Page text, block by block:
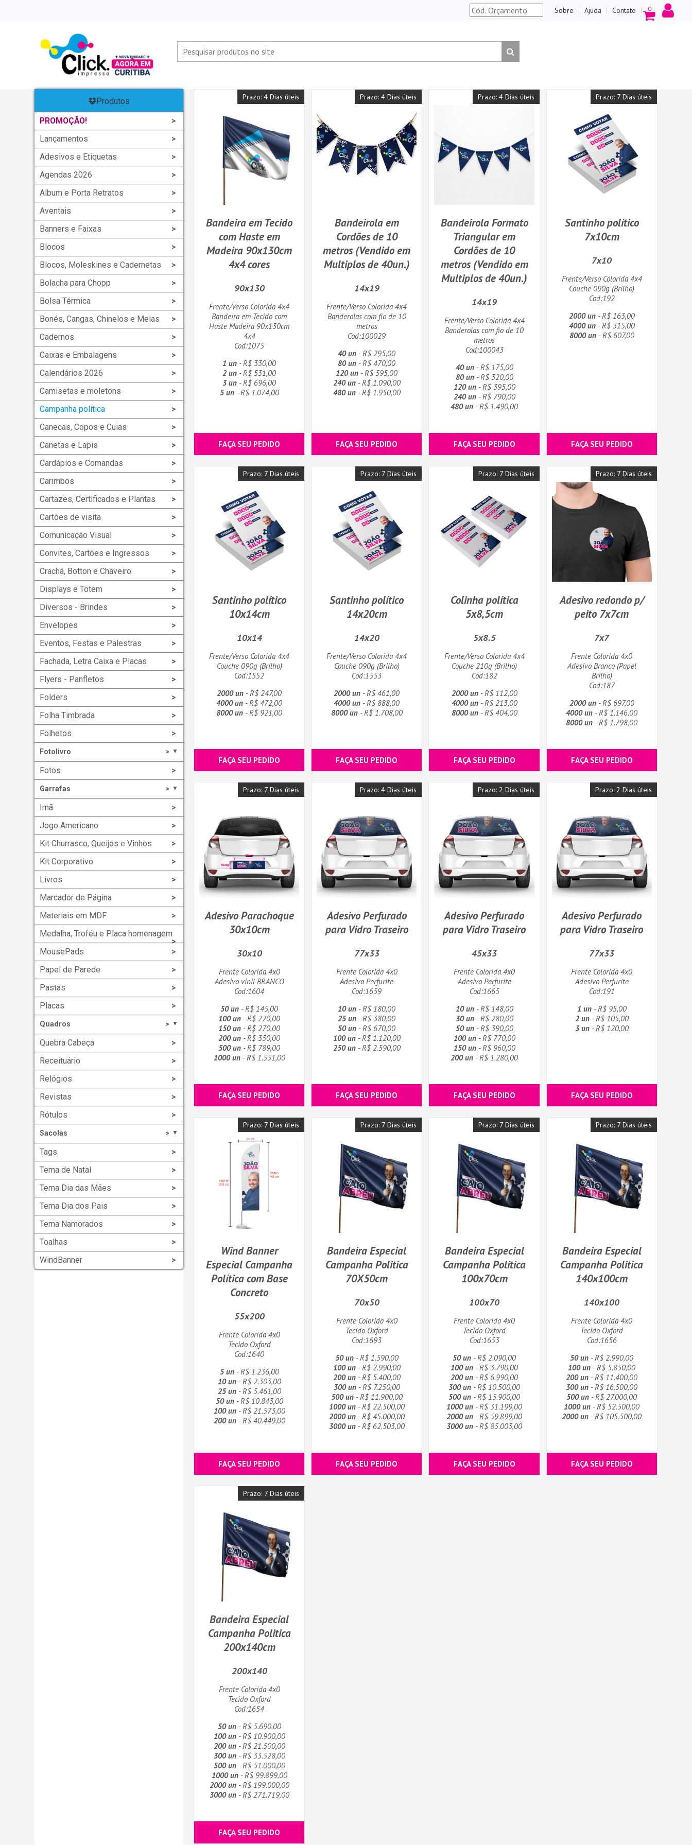
Sobre Ajuda Contato 0
Produtos
PROMOÇÃO!
Lançamentos
Adesivos e Etiquetas
Agendas 2026
Album e Porta Retratos
Aventais
Banners e Faixas
Blocos
Blocos, Moleskines e Cadernetas
Bolacha para Chopp
Bolsa Térmica
Bonés, Cangas, Chinelos e Meias
Cadernos
Caixas e Embalagens
Calendários 2026
Camisetas e moletons
Campanha política
Canecas, Copos e Cuias
Canetas e Lapis
Cardápios e Comandas
Carimbos
Cartazes, Certificados e Plantas
Cartões de visita
Comunicação Visual
Convites, Cartões e Ingressos
Crachá, Botton e Chaveiro
Displays e Totem
Diversos - Brindes
Envelopes
Eventos, Festas e Palestras
Fachada, Letra Caixa e Placas
Flyers - Panfletos
Folders
Folha Timbrada
Folhetos
Fotolivro ▼
Fotos
Garrafas ▼
Imã
Jogo Americano
Kit Churrasco, Queijos e Vinhos
Kit Corporativo
Livros
Marcador de Página
Materiais em MDF
Medalha, Troféu e Placa homenagem
MousePads
Papel de Parede
Pastas
Placas
Quadros ▼
Quebra Cabeça
Receituário
Relógios
Revistas
Rótulos
Sacolas ▼
Tags
Tema de Natal
Tema Dia das Mães
Tema Dia dos Pais
Tema Namorados
Toalhas
WindBanner
Prazo: 4 Dias úteis
Bandeira em Tecido
com Haste em
Madeira 90x130cm
4x4 cores
90x130
Frente/Verso Colorida 4x4
Bandeira em Tecido com
Haste Madeira 90x130cm
4x4
Cod:1075
1 un - R$ 330,00
2 un - R$ 531,00
3 un - R$ 696,00
5 un- R$ 1.074,00
FAÇA SEU PEDIDO
Prazo: 4 Dias úteis
Bandeirola em
Cordões de 10
metros (Vendido em
Multiplos de 40un.)
14x19
Frente/Verso Colorida 4x4
Banderolas com fio de 10
metros
Cod:100029
40 un - R$ 295,00
80 un - R$ 470,00
120 un - R$ 595,00
240 un- R$ 1.090,00
480 un- R$ 1.950,00
FAÇA SEU PEDIDO
Prazo: 4 Dias úteis
Bandeirola Formato
Triangular em
Cordões de 10
metros (Vendido em
Multiplos de 40un.)
14x19
Frente/Verso Colorida 4x4
Banderolas com fio de 10
metros
Cod:100043
40 un- R$ 175,00
80 un- R$ 320,00
120 un- R$ 395,00
240 un- R$ 790,00
480 un - R$ 1.490,00
FAÇA SEU PEDIDO
Prazo: 7 Dias úteis
Santinho político
7x10cm
7x10
Frente/Verso Colorida 4x4
Couche 090g (Brilho)
Cod:192
2000 un- R$ 163,00
4000 un- R$ 315,00
8000 un- R$ 607,00
FAÇA SEU PEDIDO
Prazo: 7 Dias úteis
Santinho político
10x14cm
10x14
Frente/Verso Colorida 4x4
Couche 090g (Brilho)
Cod:1552
2000 un - R$ 247,00
4000 un - R$ 472,00
8000 un - R$ 921,00
FAÇA SEU PEDIDO
Prazo: 7 Dias úteis
Santinho político
14x20cm
14x20
Frente/Verso Colorida 4x4
Couche 090g (Brilho)
Cod:1553
2000 un - R$ 461,00
4000 un - R$ 888,00
8000 un- R$ 1.708,00
FAÇA SEU PEDIDO
Prazo: 7 Dias úteis
Colinha política
5x8,5cm
5x8.5
Frente/Verso Colorida 4x4
Couche 210g (Brilho)
Cod:182
2000 un- R$ 112,00
4000 un- R$ 213,00
8000 un- R$ 404,00
FAÇA SEU PEDIDO
Prazo: 7 Dias úteis
Adesivo redondo p/
peito 7x7cm
7x7
Frente Colorida 4x0
Adesivo Branco (Papel
Brilho)
Cod:187
2000 un- R$ 697,00
4000 un - R$ 1.146,00
8000 un - R$ 1.798,00
FAÇA SEU PEDIDO
Prazo: 7 Dias úteis
Adesivo Parachoque
30x10cm
30x10
Frente Colorida 4x0
Adesivo vinil BRANCO
Cod:1604
50 un - R$ 145,00
100 un - R$ 220,00
150 un - R$ 270,00
200 un - R$ 350,00
500 un - R$ 789,00
1000 un- R$ 1.551,00
FAÇA SEU PEDIDO
Prazo: 4 Dias úteis
Adesivo Perfurado
para Vidro Traseiro
77x33
Frente Colorida 4x0
Adesivo Perfurite
Cod:1659
10 un - R$ 180,00
25 un - R$ 380,00
50 un - R$ 670,00
100 un- R$ 1.120,00
250 un- R$ 2.590,00
FAÇA SEU PEDIDO
Prazo: 2 Dias úteis
Adesivo Perfurado
para Vidro Traseiro
45x33
Frente Colorida 4x0
Adesivo Perfurite
Cod:1665
10 un- R$ 148,00
30 un- R$ 280,00
50 un- R$ 390,00
100 un- R$ 770,00
150 un- R$ 960,00
200 un - R$ 1.280,00
FAÇA SEU PEDIDO
Prazo: 2 Dias úteis
Adesivo Perfurado
para Vidro Traseiro
77x33
Frente Colorida 4x0
Adesivo Perfurite
Cod:191
1 un- R$ 95,00
2 un- R$ 105,00
3 un- R$ 120,00
FAÇA SEU PEDIDO
Prazo: 7 Dias úteis
Wind Banner
Especial Campanha
Política com Base
Concreto
55x200
Frente Colorida 4x0
Tecido Oxford
Cod:1640
5 un- R$ 1.236,00
10 un- R$ 2.303,00
25 un- R$ 5.461,00
50 un- R$ 10.843,00
100 un- R$ 21.573,00
200 un- R$ 40.449,00
FAÇA SEU PEDIDO
Prazo: 7 Dias úteis
Bandeira Especial
Campanha Politica
70X50cm
70x50
Frente Colorida 4x0
Tecido Oxford
Cod:1693
50 un- R$ 1.590,00
100 un- R$ 2.990,00
200 un- R$ 5.400,00
300 un- R$ 7.250,00
500 un- R$ 11.900,00
1000 un- R$ 22.500,00
2000 un- R$ 45.000,00
3000 un- R$ 62.503,00
FAÇA SEU PEDIDO
Prazo: 7 Dias úteis
Bandeira Especial
Campanha Politica
100x70cm
100x70
Frente Colorida 4x0
Tecido Oxford
Cod:1653
50 un - R$ 2.090,00
100 un - R$ 3.790,00
200 un - R$ 6.990,00
300 un - R$ 10.500,00
500 un - R$ 15.900,00
1000 un - R$ 31.199,00
2000 un - R$ 59.899,00
3000 un - R$ 85.003,00
FAÇA SEU PEDIDO
Prazo: 7 Dias úteis
Bandeira Especial
Campanha Politica
140x100cm
140x100
Frente Colorida 4x0
Tecido Oxford
Cod:1656
50 un - R$ 2.990,00
100 un - R$ 5.850,00
200 un - R$ 11.400,00
300 un - R$ 16.500,00
500 un - R$ 27.000,00
1000 un - R$ 52.500,00
2000 un - R$ 105.500,00
FAÇA SEU PEDIDO
Prazo: 7 Dias úteis
Bandeira Especial
Campanha Politica
200x140cm
200x140
Frente Colorida 4x0
Tecido Oxford
Cod:1654
50 un- R$ 5.690,00
100 un- R$ 10.900,00
200 un- R$ 21.500,00
300 un- R$ 33.528,00
500 un- R$ 51.000,00
1000 un- R$ 99.899,00
2000 un- R$ 199.000,00
3000 un- R$ 271.719,00
FAÇA SEU PEDIDO